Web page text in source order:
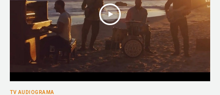
TV AUDIOGRAMA